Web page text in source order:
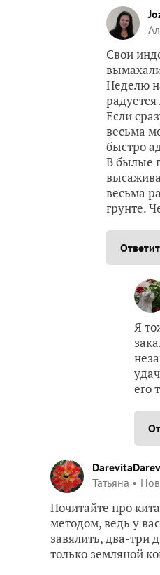
Свои
Неделю
Если
весьма
быстро
В былые
весьма
грунте.
Я
его
Татьяна
Почитайте про
методом, ведь у
завялить, два-три
только земляной